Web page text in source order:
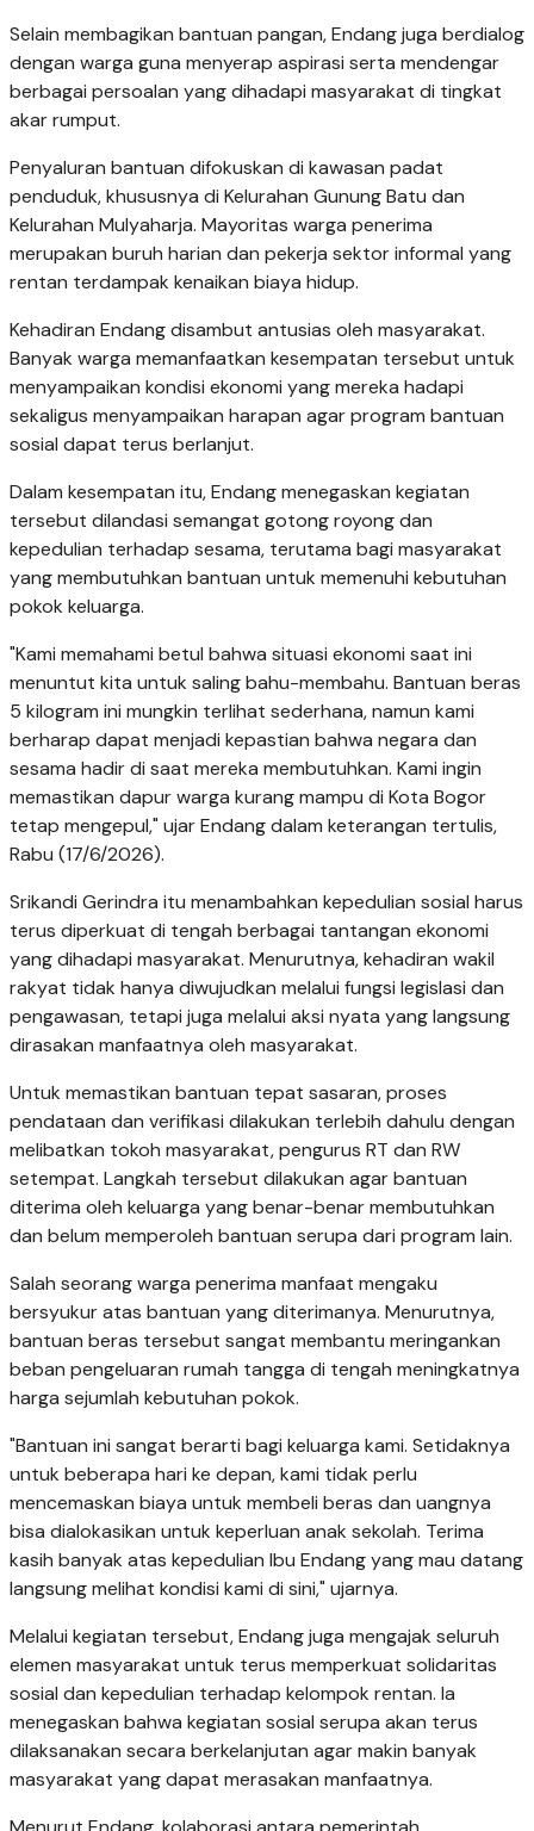
Selain membagikan bantuan pangan, Endang juga berdialog
dengan warga guna menyerap aspirasi serta mendengar
berbagai persoalan yang dihadapi masyarakat di tingkat
akar rumput.
Penyaluran bantuan difokuskan di kawasan padat
penduduk, khususnya di Kelurahan Gunung Batu dan
Kelurahan Mulyaharja. Mayoritas warga penerima
merupakan buruh harian dan pekerja sektor informal yang
rentan terdampak kenaikan biaya hidup.
Kehadiran Endang disambut antusias oleh masyarakat.
Banyak warga memanfaatkan kesempatan tersebut untuk
menyampaikan kondisi ekonomi yang mereka hadapi
sekaligus menyampaikan harapan agar program bantuan
sosial dapat terus berlanjut.
Dalam kesempatan itu, Endang menegaskan kegiatan
tersebut dilandasi semangat gotong royong dan
kepedulian terhadap sesama, terutama bagi masyarakat
yang membutuhkan bantuan untuk memenuhi kebutuhan
pokok keluarga.
"Kami memahami betul bahwa situasi ekonomi saat ini
menuntut kita untuk saling bahu-membahu. Bantuan beras
5 kilogram ini mungkin terlihat sederhana, namun kami
berharap dapat menjadi kepastian bahwa negara dan
sesama hadir di saat mereka membutuhkan. Kami ingin
memastikan dapur warga kurang mampu di Kota Bogor
tetap mengepul," ujar Endang dalam keterangan tertulis,
Rabu (17/6/2026).
Srikandi Gerindra itu menambahkan kepedulian sosial harus
terus diperkuat di tengah berbagai tantangan ekonomi
yang dihadapi masyarakat. Menurutnya, kehadiran wakil
rakyat tidak hanya diwujudkan melalui fungsi legislasi dan
pengawasan, tetapi juga melalui aksi nyata yang langsung
dirasakan manfaatnya oleh masyarakat.
Untuk memastikan bantuan tepat sasaran, proses
pendataan dan verifikasi dilakukan terlebih dahulu dengan
melibatkan tokoh masyarakat, pengurus RT dan RW
setempat. Langkah tersebut dilakukan agar bantuan
diterima oleh keluarga yang benar-benar membutuhkan
dan belum memperoleh bantuan serupa dari program lain.
Salah seorang warga penerima manfaat mengaku
bersyukur atas bantuan yang diterimanya. Menurutnya,
bantuan beras tersebut sangat membantu meringankan
beban pengeluaran rumah tangga di tengah meningkatnya
harga sejumlah kebutuhan pokok.
"Bantuan ini sangat berarti bagi keluarga kami. Setidaknya
untuk beberapa hari ke depan, kami tidak perlu
mencemaskan biaya untuk membeli beras dan uangnya
bisa dialokasikan untuk keperluan anak sekolah. Terima
kasih banyak atas kepedulian Ibu Endang yang mau datang
langsung melihat kondisi kami di sini," ujarnya.
Melalui kegiatan tersebut, Endang juga mengajak seluruh
elemen masyarakat untuk terus memperkuat solidaritas
sosial dan kepedulian terhadap kelompok rentan. Ia
menegaskan bahwa kegiatan sosial serupa akan terus
dilaksanakan secara berkelanjutan agar makin banyak
masyarakat yang dapat merasakan manfaatnya.